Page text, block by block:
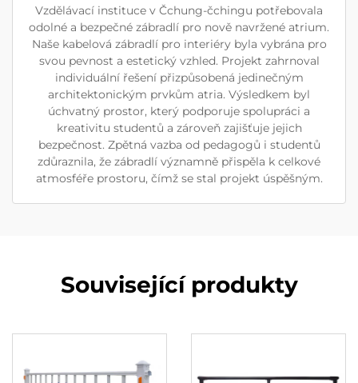
Vzdělávací instituce v Čchung-čchingu potřebovala
odolné a bezpečné zábradlí pro nově navržené atrium.
Naše kabelová zábradlí pro interiéry byla vybrána pro
svou pevnost a estetický vzhled. Projekt zahrnoval
individuální řešení přizpůsobená jedinečným
architektonickým prvkům atria. Výsledkem byl
úchvatný prostor, který podporuje spolupráci a
kreativitu studentů a zároveň zajišťuje jejich
bezpečnost. Zpětná vazba od pedagogů i studentů
zdůraznila, že zábradlí významně přispěla k celkové
atmosféře prostoru, čímž se stal projekt úspěšným.
Související produkty